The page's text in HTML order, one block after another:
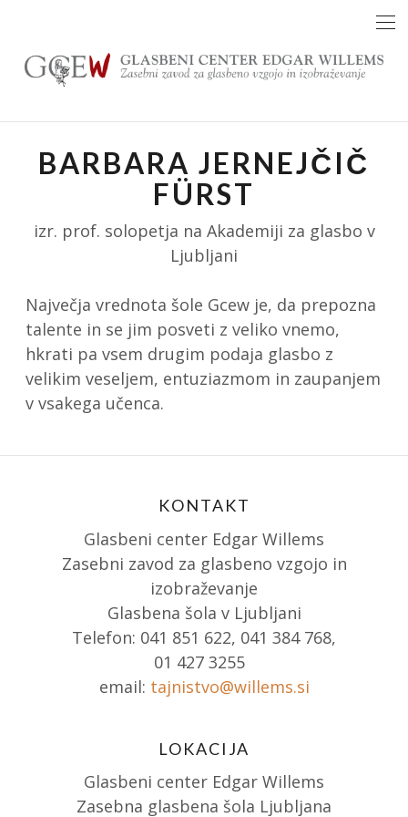
content
BARBARA JERNEJČIČ
FÜRST
izr. prof. solopetja na Akademiji za glasbo v
Ljubljani
Največja vrednota šole Gcew je, da prepozna
talente in se jim posveti z veliko vnemo,
hkrati pa vsem drugim podaja glasbo z
velikim veseljem, entuziazmom in zaupanjem
v vsakega učenca.
KONTAKT
Glasbeni center Edgar Willems
Zasebni zavod za glasbeno vzgojo in
izobraževanje
Glasbena šola v Ljubljani
Telefon: 041 851 622, 041 384 768,
01 427 3255
email: tajnistvo@willems.si
LOKACIJA
Glasbeni center Edgar Willems
Zasebna glasbena šola Ljubljana